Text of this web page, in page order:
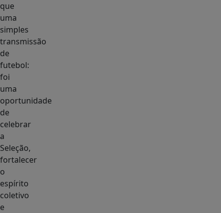
que
uma
simples
transmissão
de
futebol:
foi
uma
oportunidade
de
celebrar
a
Seleção,
fortalecer
o
espírito
coletivo
e